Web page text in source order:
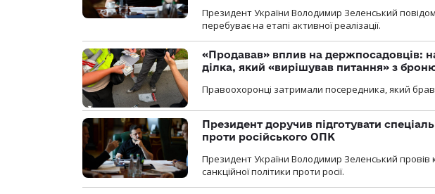
Президент України Володимир Зеленський
перебуває на етапі активної реалізації.
«Продавав» вплив на держпосадовців:
ділка, який «вирішував питання» з
Правоохоронці затримали посередника, який
Президент доручив підготувати
проти російського ОПК
Президент України Володимир Зеленський
санкційної політики проти росії.